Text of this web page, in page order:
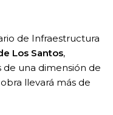
de Infraestructura
Los Santos,
una dimensión de
llevará más de